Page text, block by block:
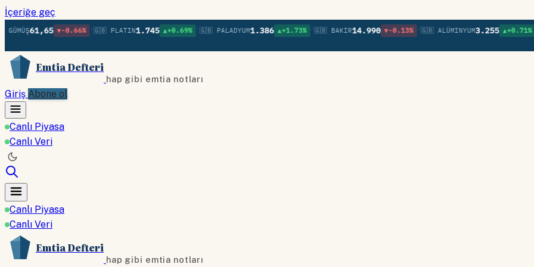
İçeriğe geç
▼-0.66% •🇬🇧 PLATIN1.745 ▲+0.69% •🇬🇧 PALADYUM1.386 ▲+1.73% •🇬🇧 BAKIR14.990 ▼-0.13% •🇬🇧 ALÜMINYUM3.255 ▲+0.71% •🇬🇧
Emtia Defteri
hap gibi emtia notları
Giriş Abone ol
Canlı Piyasa
Canlı Veri
Canlı Piyasa
Canlı Veri
Emtia Defteri
hap gibi emtia notları